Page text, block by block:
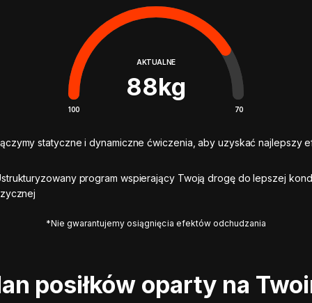
AKTUALNE
88kg
100 70
statyczne i dynamiczne ćwiczenia, aby uzyskać najlepszy
program wspierający Twoją drogę do lepszej
*Nie gwarantujemy osiągnięcia efektów odchudzania
posiłków oparty na